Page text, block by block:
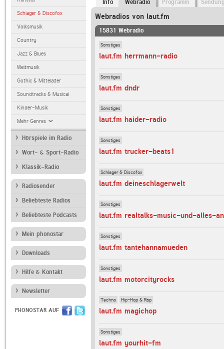
Schlager & Discofox
Volksmusik
Country
Jazz & Blues
Weltmusik
Gothic & Mittelalter
Soundtracks & Musical
Kinder-Musik
Mehr Genres
Hörspiele im Radio
Wort- & Sport-Radio
Klassik-Radio
Radiosender
Beliebteste Radios
Beliebteste Podcasts
Mein phonostar
Downloads
Hilfe & Kontakt
Newsletter
PHONOSTAR AUF
Info Webradio Programm
Webradios von laut.fm
15831 Webradio
Sonstiges
laut.fm herrmann-radio
Sonstiges
laut.fm dndr
Sonstiges
laut.fm haider-radio
Sonstiges
laut.fm trucker-beats1
Schlager & Discofox
laut.fm deineschlagerwelt
Sonstiges
laut.fm realtalks-music-und-alles-
Sonstiges
laut.fm tantehannamueden
Sonstiges
laut.fm motorcityrocks
Techno Hip-Hop & Rap
laut.fm magichop
Sonstiges
laut.fm yourhit-fm